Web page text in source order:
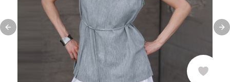
Previous slide